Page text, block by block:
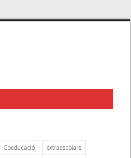
Coeducació extraescolars